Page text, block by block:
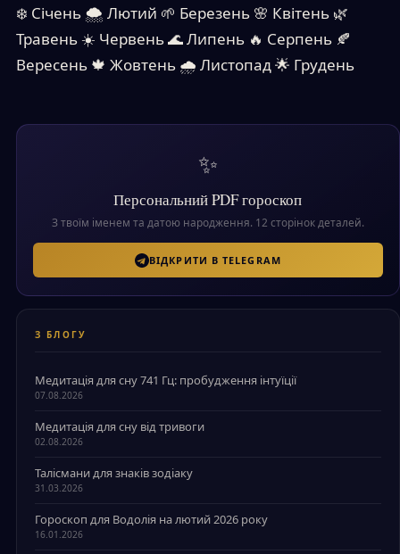
❄️ Січень 🌨 Лютий 🌱 Березень 🌸 Квітень 🌿
Травень☀️ Червень🌊Липень 🔥 Серпень 🍂
Вересень 🍁 Жовтень 🌧 Листопад🌟 Грудень
✨
Персональний PDF гороскоп
З твоїм іменем та датою народження. 12 сторінок деталей.
ВІДКРИТИ В TELEGRAM
З БЛОГУ
Медитація для сну 741 Гц: пробудження інтуїції
07.08.2026
Медитація для сну від тривоги
02.08.2026
Талісмани для знаків зодіаку
31.03.2026
Гороскоп для Водолія на лютий 2026 року
16.01.2026